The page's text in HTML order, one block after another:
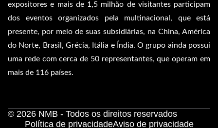
expositores e mais de 1,5 milhão de visitantes participam
dos eventos organizados pela multinacional, que está
presente, por meio de suas subsidiárias, na China, América
do Norte, Brasil, Grécia, Itália e Índia. O grupo ainda possui
uma rede com cerca de 50 representantes, que operam em
mais de 116 países.
© 2026 NMB - Todos os direitos reservados
Política de privacidadeAviso de privacidade